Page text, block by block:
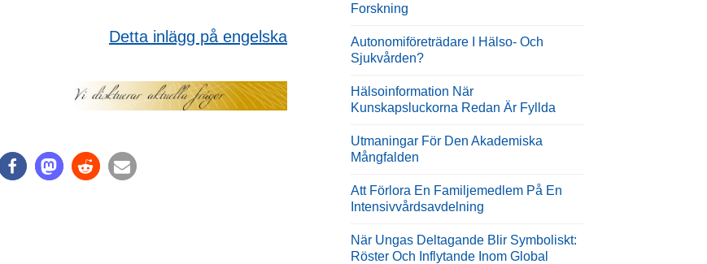
Detta inlägg på engelska
Forskning
Autonomiföreträdare I Hälso- Och
Sjukvården?
Hälsoinformation När
Kunskapsluckorna Redan Är Fyllda
Utmaningar För Den Akademiska
Mångfalden
Att Förlora En Familjemedlem På En
Intensivvårdsavdelning
När Ungas Deltagande Blir Symboliskt:
Röster Och Inflytande Inom Global